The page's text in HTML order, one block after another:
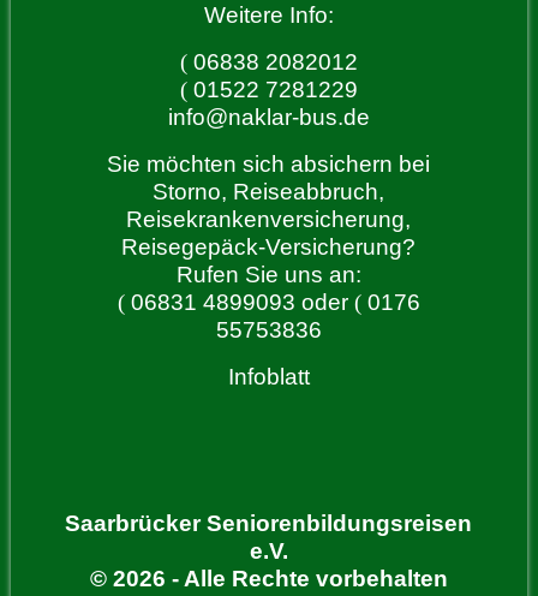
Weitere Info:
(06838 2082012
(01522 7281229
info@naklar-bus.de
Sie möchten sich absichern bei
Storno, Reiseabbruch,
Reisekrankenversicherung,
Reisegepäck-Versicherung?
Rufen Sie uns an:
(06831 4899093 oder (0176
55753836
Infoblatt
Saarbrücker Seniorenbildungsreisen
e.V.
© 2026 - Alle Rechte vorbehalten